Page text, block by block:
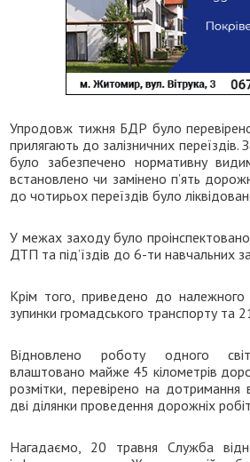
Упродовж тижня БДР було
прилягають до залізничних переїздів.
було забезпечено нормативну
встановлено чи замінено п’ять
до чотирьох переїздів було
У межах заходу було проінспектовано
ДТП та під’їздів до 6-ти навчальних
Крім того, приведено до належного
зупинки громадського транспорту та
Відновлено роботу одного
влаштовано майже 45 кілометрів
розмітки, перевірено на дотримання
дві ділянки проведення дорожніх
Нагадаємо, 20 травня Служба